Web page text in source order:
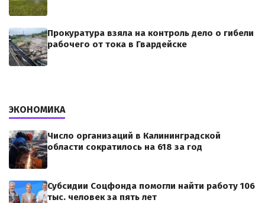
Прокуратура взяла на контроль дело о гибели
рабочего от тока в Гвардейске
ЭКОНОМИКА
Число организаций в Калининградской
области сократилось на 618 за год
Субсидии Соцфонда помогли найти работу 106
тыс. человек за пять лет